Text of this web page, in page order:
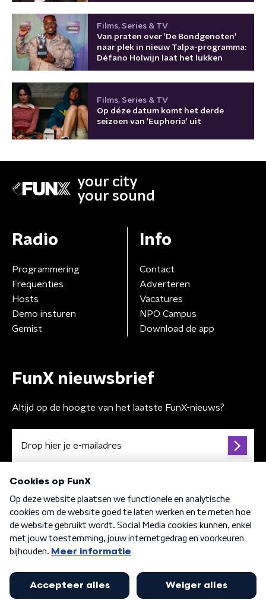
Films, Series & TV
Van praten over 'De Bondgenoten'
naar plek in nieuw Talpa-programma:
Défano Holwijn laat het lukken
Films, Series & TV
Op déze datum komt het derde
seizoen van 'Euphoria' uit
your city
your sound
Radio
Programmering
Frequenties
Hosts
Demo insturen
Gemist
Info
Contact
Adverteren
Vacatures
NPO Campus
Download de app
FunX nieuwsbrief
Altijd op de hoogte van het laatste FunX-nieuws?
Algemene voorwaarden Privacybeleid